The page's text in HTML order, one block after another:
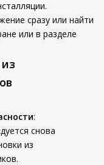
сразу или найти
или в разделе
:
снова
из